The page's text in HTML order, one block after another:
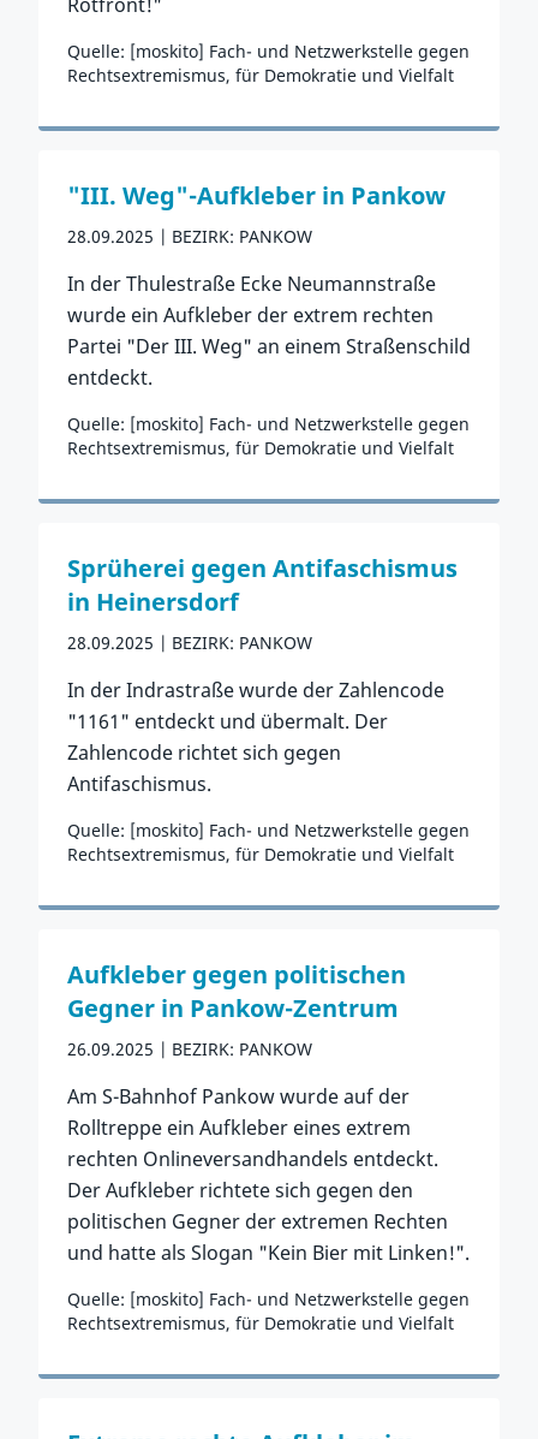
Quelle: [moskito] Fach- und Netzwerkstelle gegen
Rechtsextremismus, für Demokratie und Vielfalt
Zum Vorfall
"III. Weg"-Aufkleber in Pankow
28.09.2025 BEZIRK: PANKOW
In der Thulestraße Ecke Neumannstraße
wurde ein Aufkleber der extrem rechten
Partei "Der III. Weg" an einem Straßenschild
entdeckt.
Quelle: [moskito] Fach- und Netzwerkstelle gegen
Rechtsextremismus, für Demokratie und Vielfalt
Zum Vorfall
Sprüherei gegen Antifaschismus
in Heinersdorf
28.09.2025 BEZIRK: PANKOW
In der Indrastraße wurde der Zahlencode
"1161" entdeckt und übermalt. Der
Zahlencode richtet sich gegen
Antifaschismus.
Quelle: [moskito] Fach- und Netzwerkstelle gegen
Rechtsextremismus, für Demokratie und Vielfalt
Zum Vorfall
Aufkleber gegen politischen
Gegner in Pankow-Zentrum
26.09.2025 BEZIRK: PANKOW
Am S-Bahnhof Pankow wurde auf der
Rolltreppe ein Aufkleber eines extrem
rechten Onlineversandhandels entdeckt.
Der Aufkleber richtete sich gegen den
politischen Gegner der extremen Rechten
und hatte als Slogan "Kein Bier mit Linken!".
Quelle: [moskito] Fach- und Netzwerkstelle gegen
Rechtsextremismus, für Demokratie und Vielfalt
Zum Vorfall